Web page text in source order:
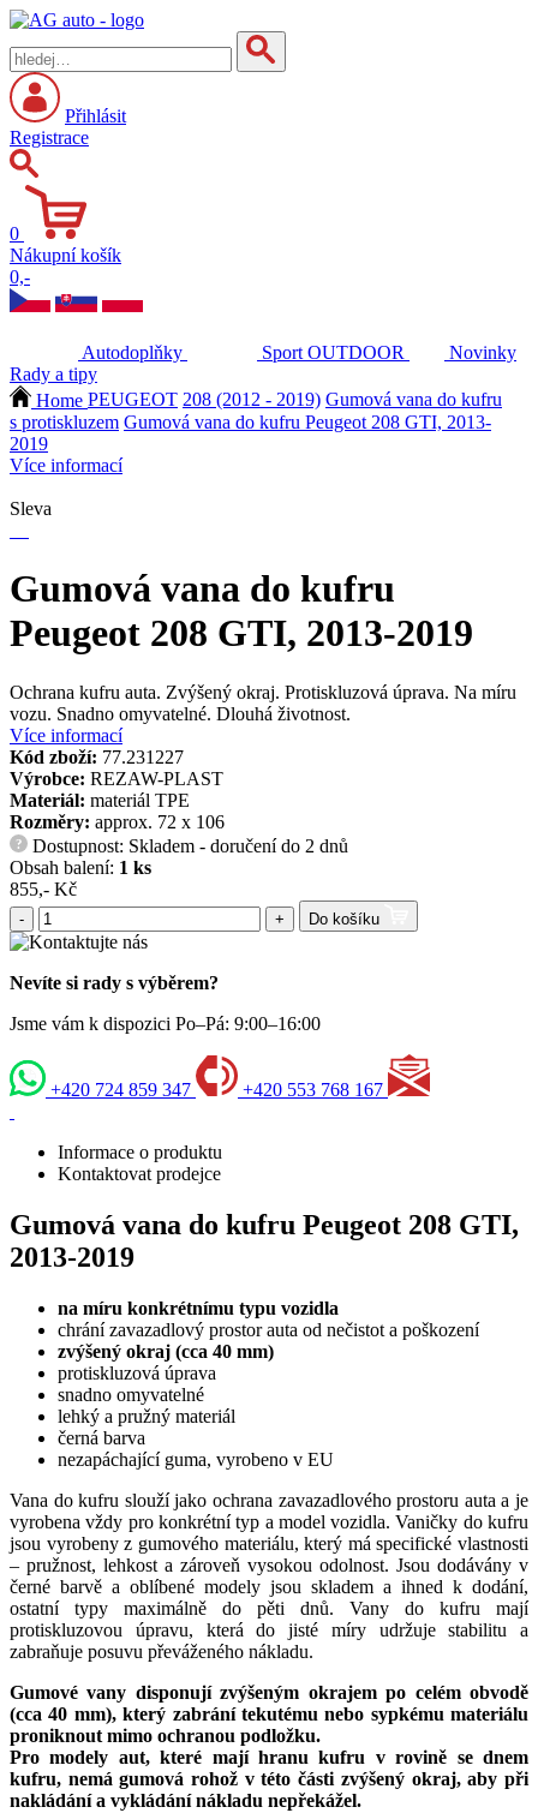
Přihlásit
Registrace
0
Nákupní košík
0,-
Autodoplňky Sport OUTDOOR
Novinky
Rady a tipy
Home PEUGEOT 208 (2012 - 2019) Gumová vana do kufru
s protiskluzem Gumová vana do kufru Peugeot 208 GTI, 2013-
2019
Více informací
Sleva
Gumová vana do kufru
Peugeot 208 GTI, 2013-2019
Ochrana kufru auta. Zvýšený okraj. Protiskluzová úprava. Na míru
vozu. Snadno omyvatelné. Dlouhá životnost.
Více informací
Kód zboží: 77.231227
Výrobce: REZAW-PLAST
Materiál: materiál TPE
Rozměry: approx. 72 x 106
?
Dostupnost: Skladem - doručení do 2 dnů
Obsah balení: 1 ks
855,- Kč
- + Do košíku
Nevíte si rady s výběrem?
Jsme vám k dispozici Po–Pá: 9:00–16:00
+420 724 859 347 +420 553 768 167
Informace o produktu
Kontaktovat prodejce
Gumová vana do kufru Peugeot 208 GTI,
2013-2019
na míru konkrétnímu typu vozidla
chrání zavazadlový prostor auta od nečistot a poškození
zvýšený okraj (cca 40 mm)
protiskluzová úprava
snadno omyvatelné
lehký a pružný materiál
černá barva
nezapáchající guma, vyrobeno v EU
Vana do kufru slouží jako ochrana zavazadlového prostoru auta a je
vyrobena vždy pro konkrétní typ a model vozidla. Vaničky do kufru
jsou vyrobeny z gumového materiálu, který má specifické vlastnosti
– pružnost, lehkost a zároveň vysokou odolnost. Jsou dodávány v
černé barvě a oblíbené modely jsou skladem a ihned k dodání,
ostatní typy maximálně do pěti dnů. Vany do kufru mají
protiskluzovou úpravu, která do jisté míry udržuje stabilitu a
zabraňuje posuvu převáženého nákladu.
Gumové vany disponují zvýšeným okrajem po celém obvodě
(cca 40 mm), který zabrání tekutému nebo sypkému materiálu
proniknout mimo ochranou podložku.
Pro modely aut, které mají hranu kufru v rovině se dnem
kufru, nemá gumová rohož v této části zvýšený okraj, aby při
nakládání a vykládání nákladu nepřekážel.